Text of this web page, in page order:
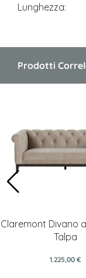
Lunghezza
Prodotti
Claremont Divano
Talpa
1.225,00 €